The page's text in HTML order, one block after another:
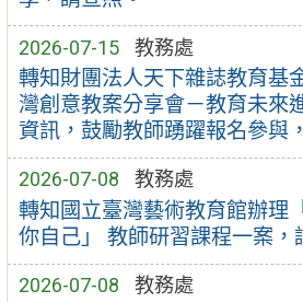
2026-07-15 教務處
轉知財團法人天下雜誌教育基
灣創意教案分享會－教育未來
資訊，鼓勵教師踴躍報名參與
2026-07-08 教務處
轉知國立臺灣藝術教育館辦理
你自己」 教師研習課程一案，
2026-07-08 教務處